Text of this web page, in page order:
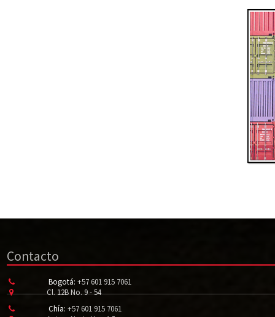
Contacto
Bogotá:+57 601 915 7061
Cl. 12B No. 9 - 54
Chía:+57 601 915 7061